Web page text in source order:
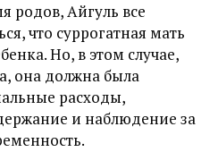
родов, Айгуль все
что суррогатная мать
Но, в этом случае,
она должна была
расходы,
и наблюдение за